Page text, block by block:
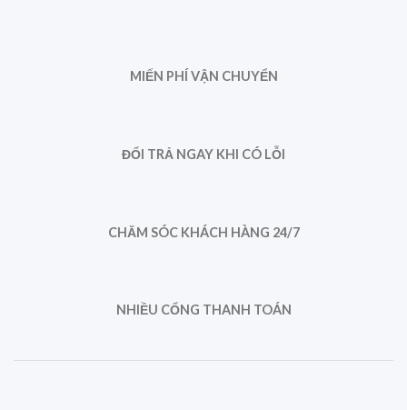
MIẾN PHÍ VẬN CHUYỂN
ĐỔI TRẢ NGAY KHI CÓ LỖI
CHĂM SÓC KHÁCH HÀNG 24/7
NHIỀU CỔNG THANH TOÁN